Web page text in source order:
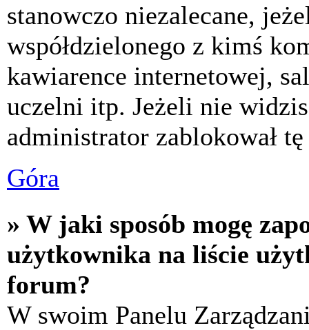
stanowczo niezalecane,
współdzielonego z kimś
kawiarence internetowej,
uczelni itp. Jeżeli nie
administrator zablokował
Góra
» W jaki sposób mogę
użytkownika na liście
forum?
W swoim Panelu